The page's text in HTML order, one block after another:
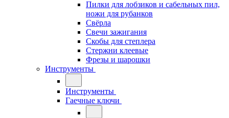
Пилки для лобзиков и сабельных пил,
ножи для рубанков
Свёрла
Свечи зажигания
Скобы для степлера
Стержни клеевые
Фрезы и шарошки
Инструменты
Инструменты
Гаечные ключи